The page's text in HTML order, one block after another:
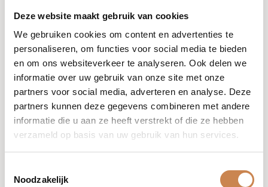
Deze website maakt gebruik van cookies
We gebruiken cookies om content en advertenties te
personaliseren, om functies voor social media te bieden
en om ons websiteverkeer te analyseren. Ook delen we
informatie over uw gebruik van onze site met onze
partners voor social media, adverteren en analyse. Deze
partners kunnen deze gegevens combineren met andere
informatie die u aan ze heeft verstrekt of die ze hebben
verzameld op basis van uw gebruik van hun services.
Noodzakelijk
Candelillawas: natuurlijke bescherming
Candelillawas is een duurzame, plantaardige was met
uitstekende hydraterende eigenschappen:
Vormt een beschermende laag op de huid
Voorkomt vochtverlies
Niet-comedogeen en hypoallergeen
Bevat vitamine A
Dringt gemakkelijk in de huid